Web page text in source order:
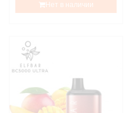
Нет в наличии